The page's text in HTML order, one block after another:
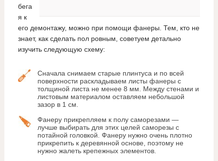
бега
я к
его демонтажу, можно при помощи фанеры. Тем, кто не
знает, как сделать пол ровным, советуем детально
изучить следующую схему:
Сначала снимаем старые плинтуса и по всей
поверхности раскладываем листы фанеры с
толщиной листа не менее 8 мм. Между стенами и
листовым материалом оставляем небольшой
зазор в 1 см.
Фанеру прикрепляем к полу саморезами —
лучше выбирать для этих целей саморезы с
потайной головкой. Фанеру нужно очень плотно
прикрепить к деревянной основе, поэтому не
нужно жалеть крепежных элементов.